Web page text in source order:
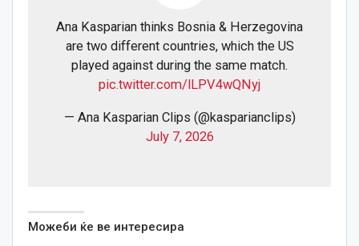
Ana Kasparian thinks Bosnia & Herzegovina
are two different countries, which the US
played against during the same match.
pic.twitter.com/lLPV4wQNyj
— Ana Kasparian Clips (@kasparianclips)
July 7, 2026
Можеби ќе ве интересира